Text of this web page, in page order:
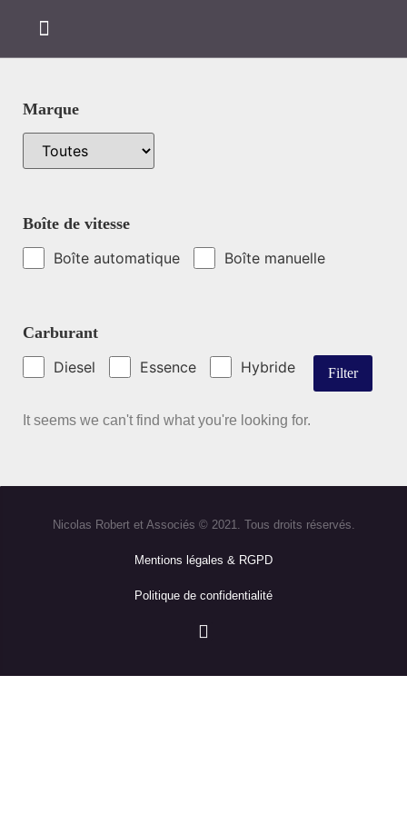
Marque
Boîte de vitesse
Boîte automatique
Boîte manuelle
Carburant
Diesel
Essence Hybride
It seems we can't find what you're looking for.
Nicolas Robert et Associés © 2021. Tous droits réservés.
Mentions légales & RGPD
Politique de confidentialité